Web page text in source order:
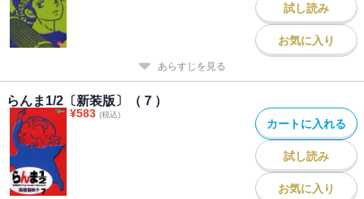
試し読み
お気に入り
あらすじを見る
らんま1/2〔新装版〕（７）
¥583 (税込)
カートに入れる
試し読み
お気に入り